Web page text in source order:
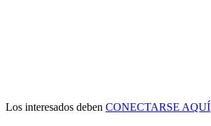
Los interesados deben CONECTARSE AQUÍ